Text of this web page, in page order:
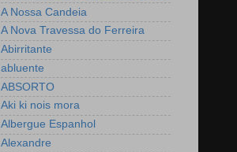
A Nossa Candeia
A Nova Travessa do Ferreira
Abirritante
abluente
ABSORTO
Aki ki nois mora
Albergue Espanhol
Alexandre